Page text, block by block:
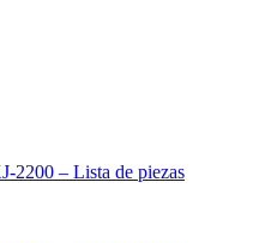
2200 – Lista de piezas